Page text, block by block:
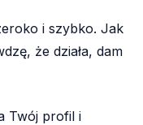
i szybko. Jak
że działa, dam
Twój profil i